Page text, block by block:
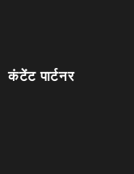
कंटेंट पार्टनर